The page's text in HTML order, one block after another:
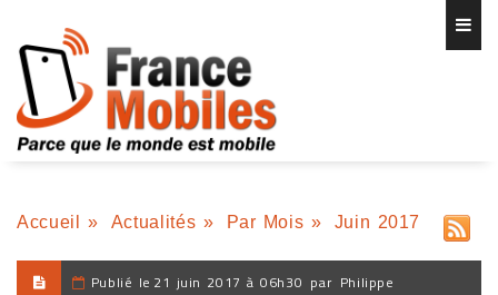
Accueil » Actualités » Par Mois » Juin 2017
Publié le 21 juin 2017 à 06h30 par Philippe